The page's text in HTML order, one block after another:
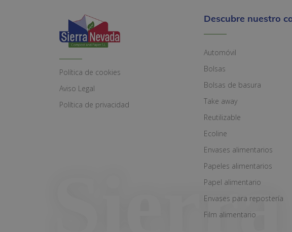
Política de cookies
Aviso Legal
Política de privacidad
Descubre nuestro
Automóvil
Bolsas
Bolsas de basura
Take away
Reutilizable
Ecoline
Envases alimentarios
Papeles alimentarios
Papel alimentario
Envases para repostería
Film alimentario